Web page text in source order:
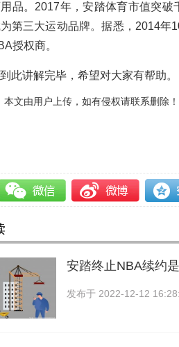
品。2017年，安踏体育市值突
第三大运动品牌。据悉，2014年
授权商。
此讲解完毕，希望对大家有帮助。
本文由用户上传，如有侵权请联系删除！
安踏终止NBA续约
发布于 2022-12-12